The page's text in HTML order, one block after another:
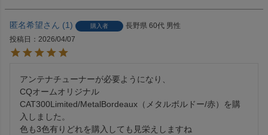
匿名希望 1 購入者 長野県 60代 男性
投稿日
2026/04/07
アンテナチューナーが必要ようになり、
CQオームオリジナル
CAT300Limited/MetalBordeaux（メタルボルドー/赤）を購
入しました。
色も3色有りどれを購入しても見栄えしますね